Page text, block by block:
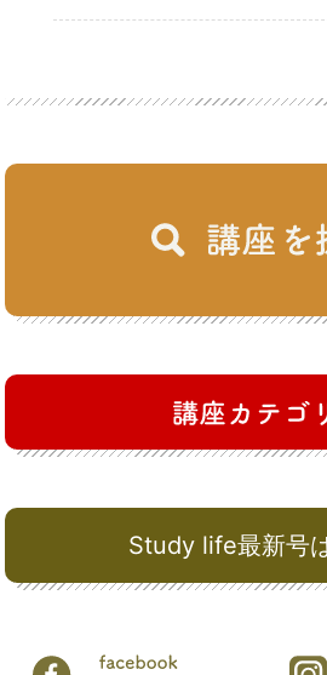
Study life最新号